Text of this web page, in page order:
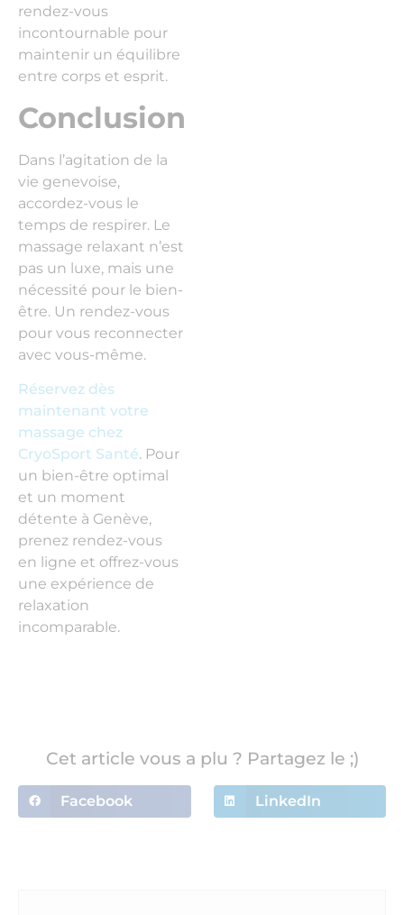
rendez-vous
incontournable pour
maintenir un équilibre
entre corps et esprit.
Conclusion
Dans l’agitation de la
vie genevoise,
accordez-vous le
temps de respirer. Le
massage relaxant n’est
pas un luxe, mais une
nécessité pour le bien-
être. Un rendez-vous
pour vous reconnecter
avec vous-même.
Réservez dès
maintenant votre
massage chez
CryoSport Santé. Pour
un bien-être optimal
et un moment
détente à Genève,
prenez rendez-vous
en ligne et offrez-vous
une expérience de
relaxation
incomparable.
Cet article vous a plu ? Partagez le ;)
Facebook LinkedIn